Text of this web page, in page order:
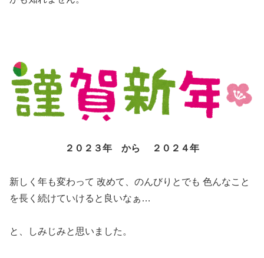
２０２３年 から ２０２４年
新しく年も変わって 改めて、のんびりとでも 色んなこと
を長く続けていけると良いなぁ…
と、しみじみと思いました。